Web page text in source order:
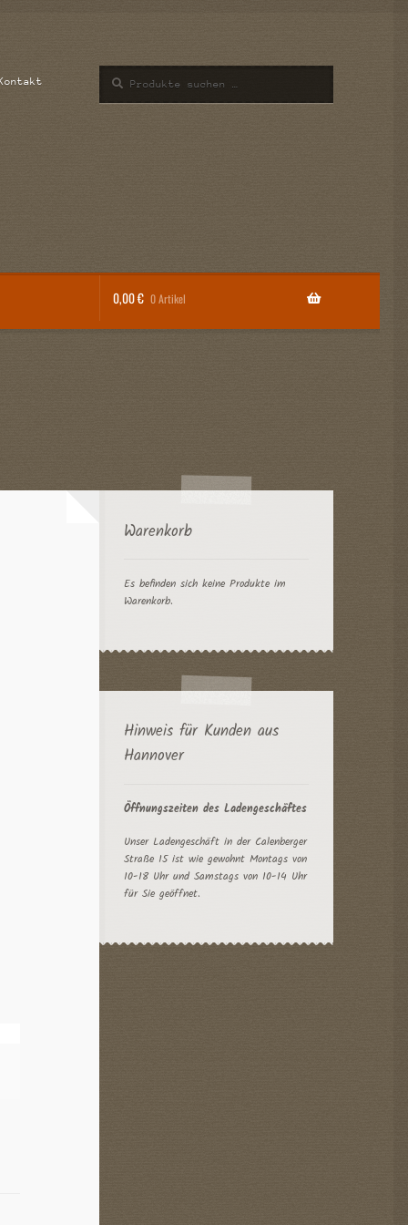
nach:
0,00€ 0 Artikel
Warenkorb
Es befinden sich keine Produkte im
Warenkorb.
Hinweis für Kunden aus
Hannover
Öffnungszeiten des Ladengeschäftes
Unser Ladengeschäft in der Calenberger
Straße 15 ist wie gewohnt Montags von
10-18 Uhr und Samstags von 10-14 Uhr
für Sie geöffnet.